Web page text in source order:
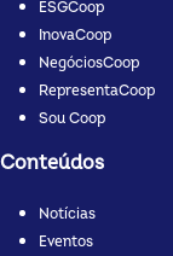
ESGCoop
InovaCoop
NegóciosCoop
RepresentaCoop
Sou Coop
Conteúdos
Notícias
Eventos